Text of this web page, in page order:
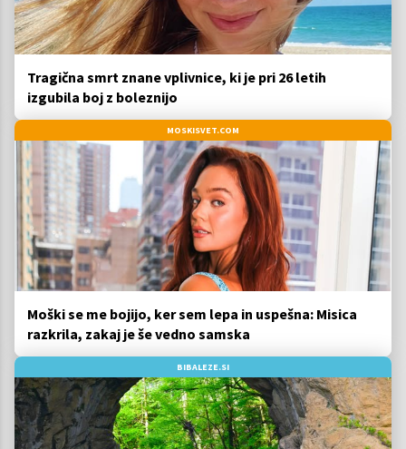
Tragična smrt znane vplivnice, ki je pri 26 letih
izgubila boj z boleznijo
MOSKISVET.COM
Moški se me bojijo, ker sem lepa in uspešna: Misica
razkrila, zakaj je še vedno samska
BIBALEZE.SI